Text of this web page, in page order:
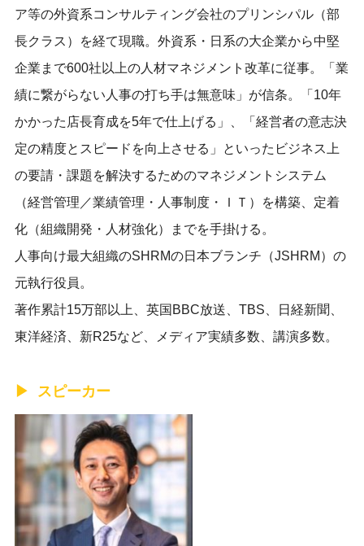
ア等の外資系コンサルティング会社のプリンシパル（部
長クラス）を経て現職。外資系・日系の大企業から中堅
企業まで600社以上の人材マネジメント改革に従事。「業
績に繋がらない人事の打ち手は無意味」が信条。「10年
かかった店長育成を5年で仕上げる」、「経営者の意志決
定の精度とスピードを向上させる」といったビジネス上
の要請・課題を解決するためのマネジメントシステム
（経営管理／業績管理・人事制度・ＩＴ）を構築、定着
化（組織開発・人材強化）までを手掛ける。
人事向け最大組織のSHRMの日本ブランチ（JSHRM）の
元執行役員。
著作累計15万部以上、英国BBC放送、TBS、日経新聞、
東洋経済、新R25など、メディア実績多数、講演多数。
スピーカー